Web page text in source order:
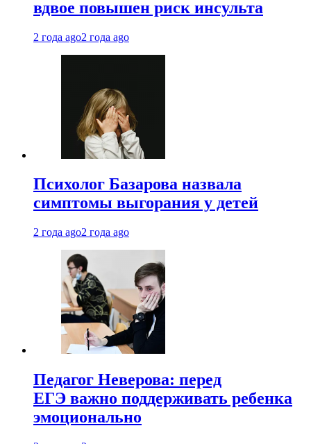
вдвое повышен риск инсульта
2 года ago2 года ago
Психолог Базарова назвала
симптомы выгорания у детей
2 года ago2 года ago
Педагог Неверова: перед
ЕГЭ важно поддерживать ребенка
эмоционально